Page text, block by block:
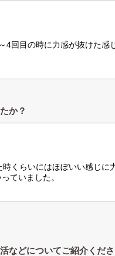
回目の時に力感が抜けた感
か？
くらいにはほぼいい感じに
ていました。
どについてご紹介くださ